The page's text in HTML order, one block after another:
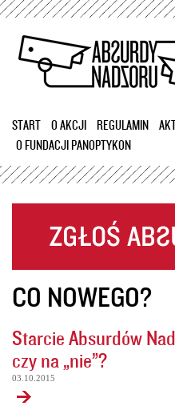
Przejdź
treści
START O AKCJI REGULAMIN
O FUNDACJI PANOPTYKON
CO NOWEGO?
Starcie Absurdów
czy na „nie”?
03.10.2015